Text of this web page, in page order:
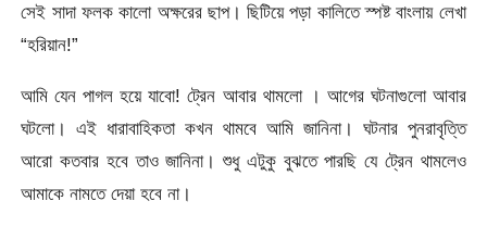
সেই সাদা ফলক কালো অক্ষরের ছাপ। ছিটিয়ে পড়া কালিতে স্পষ্ট বাংলায় লেখা
“হরিয়ান!”
আমি যেন পাগল হয়ে যাবো! ট্রেন আবার থামলো । আগের ঘটনাগুলো আবার
ঘটলো। এই ধারাবাহিকতা কখন থামবে আমি জানিনা। ঘটনার পুনরাবৃত্তি
আরো কতবার হবে তাও জানিনা। শুধু এটুকু বুঝতে পারছি যে ট্রেন থামলেও
আমাকে নামতে দেয়া হবে না।